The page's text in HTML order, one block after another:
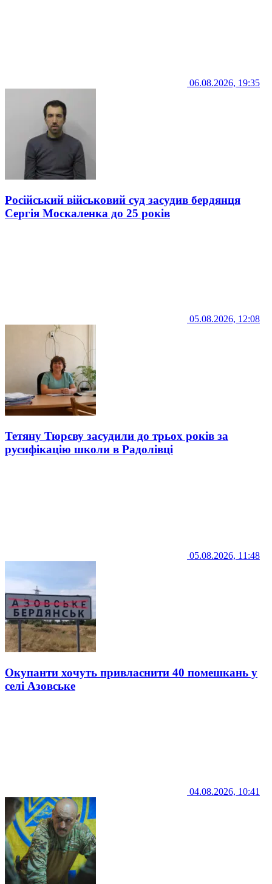
06.08.2026, 19:35
Російський військовий суд засудив бердянця
Сергія Москаленка до 25 років
05.08.2026, 12:08
Тетяну Тюрєву засудили до трьох років за
русифікацію школи в Радолівці
05.08.2026, 11:48
Окупанти хочуть привласнити 40 помешкань у
селі Азовське
04.08.2026, 10:41